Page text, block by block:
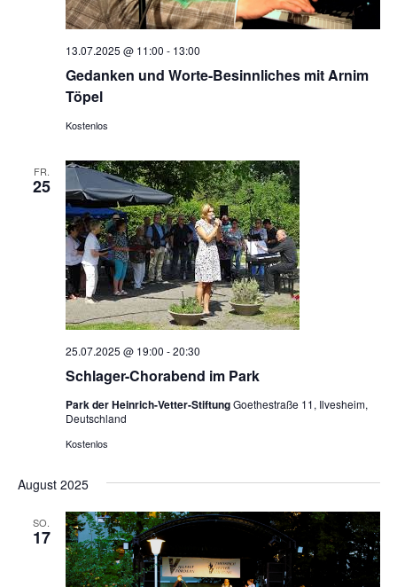
Gedanken und Worte-Besinnliches mit Arnim
Töpel
13.07.2025 @ 11:00 - 13:00
Kostenlos
FR.
25
Schlager-Chorabend im Park
25.07.2025 @ 19:00 -20:30
Park der Heinrich-Vetter-StiftungGoethestraße 11, Ilvesheim,
Deutschland
Kostenlos
August 2025
SO.
17